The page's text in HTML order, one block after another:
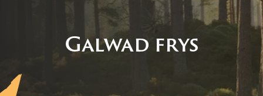
Galwad frys